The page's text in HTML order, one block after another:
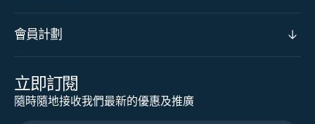
會員計劃
立即訂閱
隨時隨地接收我們最新的優惠及推廣